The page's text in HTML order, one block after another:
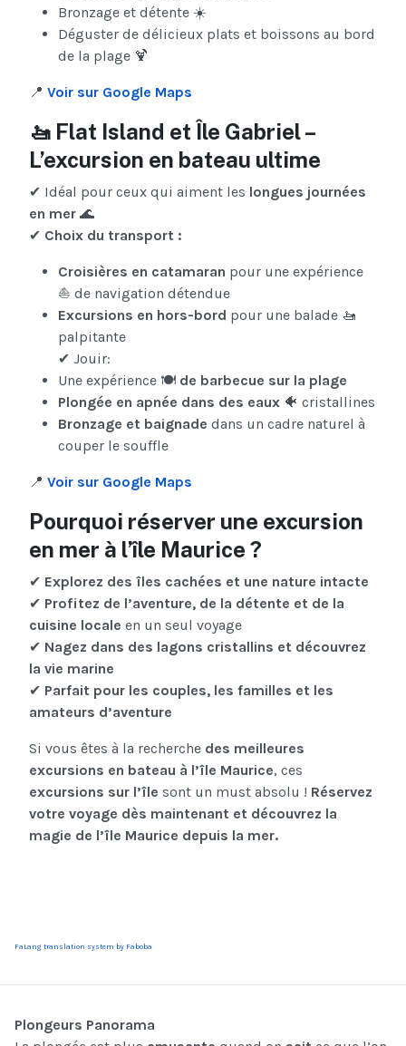
Bronzage et détente ☀️
Déguster de délicieux plats et boissons au bord
de la plage 🍹
📍 Voir sur Google Maps
🚤 Flat Island et Île Gabriel –
L’excursion en bateau ultime
✔ Idéal pour ceux qui aiment les longues journées
en mer 🌊
✔ Choix du transport :
Croisières en catamaran pour une expérience
⛵ de navigation détendue
Excursions en hors-bord pour une balade 🚤
palpitante
✔ Jouir:
Une expérience 🍽️ de barbecue sur la plage
Plongée en apnée dans des eaux 🐠 cristallines
Bronzage et baignade dans un cadre naturel à
couper le souffle
📍 Voir sur Google Maps
Pourquoi réserver une excursion
en mer à l’île Maurice ?
✔ Explorez des îles cachées et une nature intacte
✔ Profitez de l’aventure, de la détente et de la
cuisine locale en un seul voyage
✔ Nagez dans des lagons cristallins et découvrez
la vie marine
✔ Parfait pour les couples, les familles et les
amateurs d’aventure
Si vous êtes à la recherche des meilleures
excursions en bateau à l’île Maurice, ces
excursions sur l’île sont un must absolu ! Réservez
votre voyage dès maintenant et découvrez la
magie de l’île Maurice depuis la mer.
FaLang translation system by Faboba
Plongeurs Panorama